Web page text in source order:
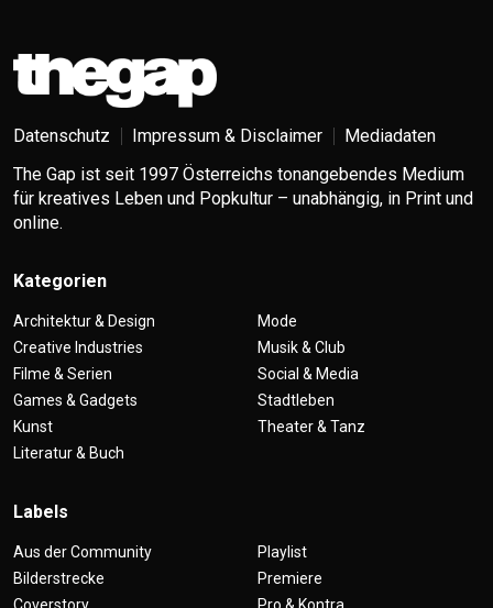
Datenschutz Impressum & Disclaimer
Mediadaten
The Gap ist seit 1997 Österreichs tonangebendes Medium
für kreatives Leben und Popkultur – unabhängig, in Print und
online.
Kategorien
Architektur & Design
Creative Industries
Filme & Serien
Games & Gadgets
Kunst
Literatur & Buch
Mode
Musik & Club
Social & Media
Stadtleben
Theater & Tanz
Labels
Aus der Community
Bilderstrecke
Playlist
Premiere